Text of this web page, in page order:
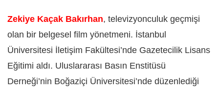
Zekiye Kaçak Bakırhan, televizyonculuk geçmişi
olan bir belgesel film yönetmeni. İstanbul
Üniversitesi İletişim Fakültesi’nde Gazetecilik Lisans
Eğitimi aldı. Uluslararası Basın Enstitüsü
Derneği’nin Boğaziçi Üniversitesi’nde düzenlediği